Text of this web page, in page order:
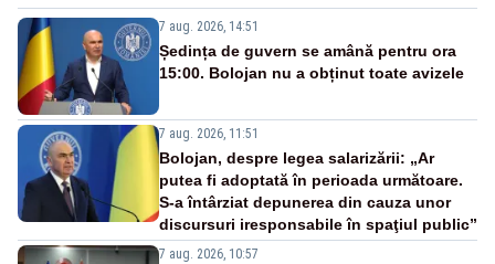
7 aug. 2026, 14:51
Ședința de guvern se amână pentru ora
15:00. Bolojan nu a obținut toate avizele
7 aug. 2026, 11:51
Bolojan, despre legea salarizării: „Ar
putea fi adoptată în perioada următoare.
S-a întârziat depunerea din cauza unor
discursuri iresponsabile în spaţiul public”
7 aug. 2026, 10:57